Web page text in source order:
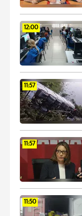
12:00
11:57
11:57
11:50